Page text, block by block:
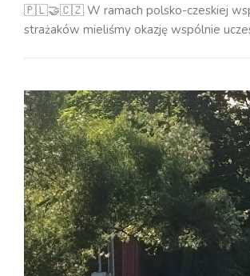
🇵🇱🤝🇨🇿 W ramach polsko-czeskiej
strażaków mieliśmy okazję wspólnie